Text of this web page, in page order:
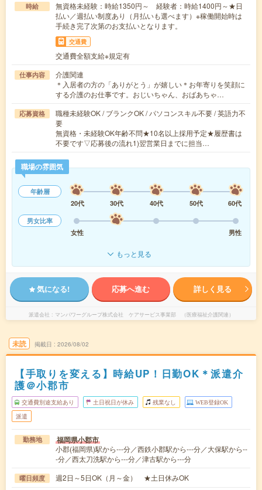
時給
無資格未経験：時給1350円～ 経験者：時給1400円～★日
払い／週払い制度あり（月払いも選べます）※稼働開始時は
手続き完了次第のお支払いとなります。
交通費
交通費全額支給※規定有
仕事内容
介護関連
＊入居者の方の「ありがとう」が嬉しい＊お年寄りを笑顔に
する介護のお仕事です。おじいちゃん、おばあちゃ…
応募資格
職種未経験OK / ブランクOK / パソコンスキル不要 / 英語力不
要
無資格・未経験OK年齢不問★10名以上採用予定★履歴書は
不要です▽応募後の流れ1)翌営業日までに担当…
職場の雰囲気
年齢層
20代
30代 40代 50代
60代
男女比率
女性
男性
もっと見る
気になる! 応募へ進む 詳しく見る
派遣会社 マンパワーグループ株式会社 ケアサービス事業部 （医療福祉介護関連）
未読 掲載日 2026/08/02
【手取りを変える】時給UP！日勤OK＊派遣介
護＠小郡市
交通費別途支給あり 土日祝日が休み 残業なし WEB登録OK
派遣
勤務地 福岡県小郡市
小郡(福岡県)駅から---分／西鉄小郡駅から---分／大保駅から--
-分／西太刀洗駅から---分／津古駅から---分
曜日頻度 週2日～5日OK（月～金） ★土日休みOK